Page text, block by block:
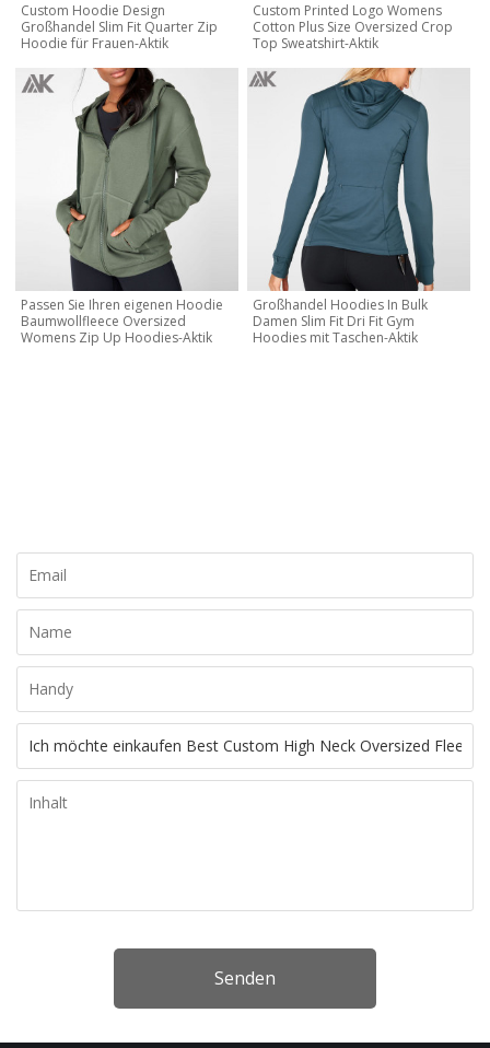
Custom Hoodie Design
Großhandel Slim Fit Quarter Zip
Hoodie für Frauen-Aktik
Custom Printed Logo Womens
Cotton Plus Size Oversized Crop
Top Sweatshirt-Aktik
Passen Sie Ihren eigenen Hoodie
Baumwollfleece Oversized
Womens Zip Up Hoodies-Aktik
Großhandel Hoodies In Bulk
Damen Slim Fit Dri Fit Gym
Hoodies mit Taschen-Aktik
Senden